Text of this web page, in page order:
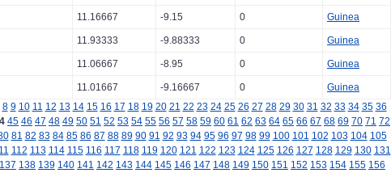
11.16667 -9.15 0 Guinea
11.93333 -9.88333 0 Guinea
11.06667 -8.95 0 Guinea
11.01667 -9.16667 0
Guinea
8 9 10 11 12 13 14 15 16 17 18 19 20 21 22 23 24 25 26 27 28 29 30 31 32 33 34 35 36
45 46 47 48 49 50 51 52 53 54 55 56 57 58 59 60 61 62 63 64 65 66 67 68 69 70 71 72
81 82 83 84 85 86 87 88 89 90 91 92 93 94 95 96 97 98 99 100 101 102 103 104 105
112 113 114 115 116 117 118 119 120 121 122 123 124 125 126 127 128 129 130 131
137 138 139 140 141 142 143 144 145 146 147 148 149 150 151 152 153 154 155 156